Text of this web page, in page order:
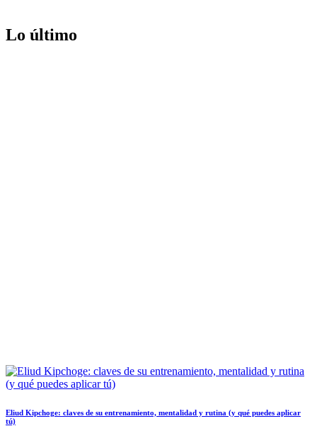
Lo último
Eliud Kipchoge: claves de su entrenamiento, mentalidad y rutina (y qué puedes aplicar
tú)